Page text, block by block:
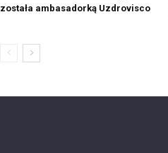
została ambasadorką Uzdrovisco